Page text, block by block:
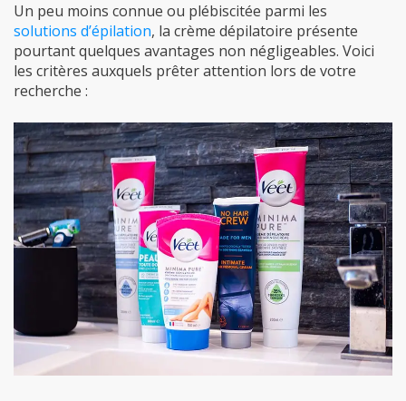
Un peu moins connue ou plébiscitée parmi les
solutions d’épilation, la crème dépilatoire présente
pourtant quelques avantages non négligeables. Voici
les critères auxquels prêter attention lors de votre
recherche :